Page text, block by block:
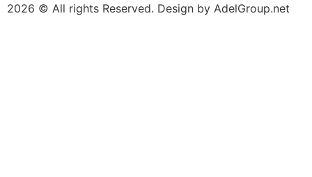
2026 © All rights Reserved. Design by AdelGroup.net